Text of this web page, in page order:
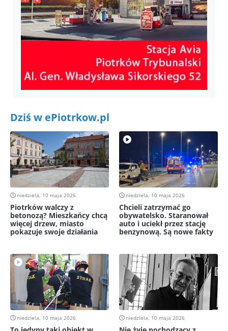
Dziś w ePiotrkow.pl
niedziela, 10 maja 2026
Piotrków walczy z
betonozą? Mieszkańcy chcą
więcej drzew, miasto
pokazuje swoje działania
niedziela, 10 maja 2026
Chcieli zatrzymać go
obywatelsko. Staranował
auto i uciekł przez stację
benzynową. Są nowe fakty
niedziela, 10 maja 2026 niedziela, 10 maja 2026